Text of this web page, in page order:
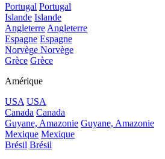
Portugal Portugal
Islande Islande
Angleterre Angleterre
Espagne Espagne
Norvège Norvège
Grèce Grèce
Amérique
USA USA
Canada Canada
Guyane, Amazonie Guyane, Amazonie
Mexique Mexique
Brésil Brésil